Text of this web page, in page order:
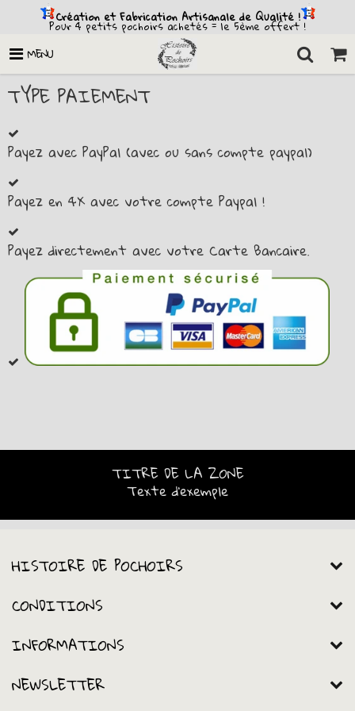
Création et Fabrication Artisanale de Qualité !
Pour 4 petits pochoirs achetés = le 5ème offert !
MENU
TYPE PAIEMENT
Payez avec PayPal (avec ou sans compte paypal)
Payez en 4X avec votre compte Paypal !
Payez directement avec votre Carte Bancaire.
TITRE DE LA ZONE
Texte d'exemple
HISTOIRE DE POCHOIRS
CONDITIONS
INFORMATIONS
NEWSLETTER